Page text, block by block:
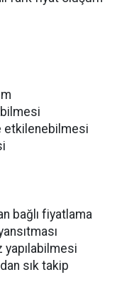
etkilenebilmesi
bağlı fiyatlama
yapılabilmesi
sık takip